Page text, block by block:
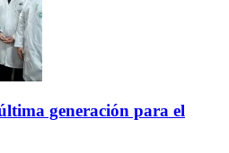
generación para el